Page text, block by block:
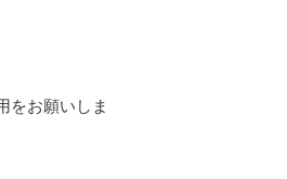
をお願いしま